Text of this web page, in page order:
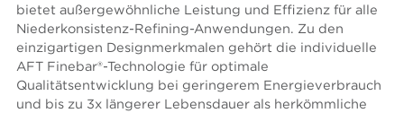
bietet außergewöhnliche Leistung und Effizienz für alle
Niederkonsistenz-Refining-Anwendungen. Zu den
einzigartigen Designmerkmalen gehört die individuelle
AFT Finebar®-Technologie für optimale
Qualitätsentwicklung bei geringerem Energieverbrauch
und bis zu 3x längerer Lebensdauer als herkömmliche